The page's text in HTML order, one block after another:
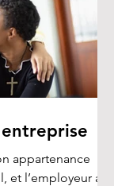
appartenance
et l’employeur a-t-